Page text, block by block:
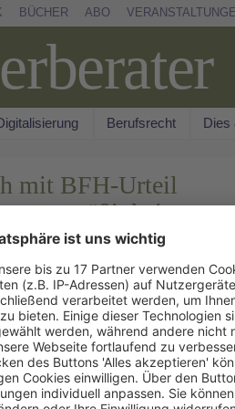
BÜCHER ABO
Berufsrecht Dies
mit BFH-Urteil
Württemberg
des Landes
2020, 974 ‑‑LGrStG
individuelle Anpassung auf